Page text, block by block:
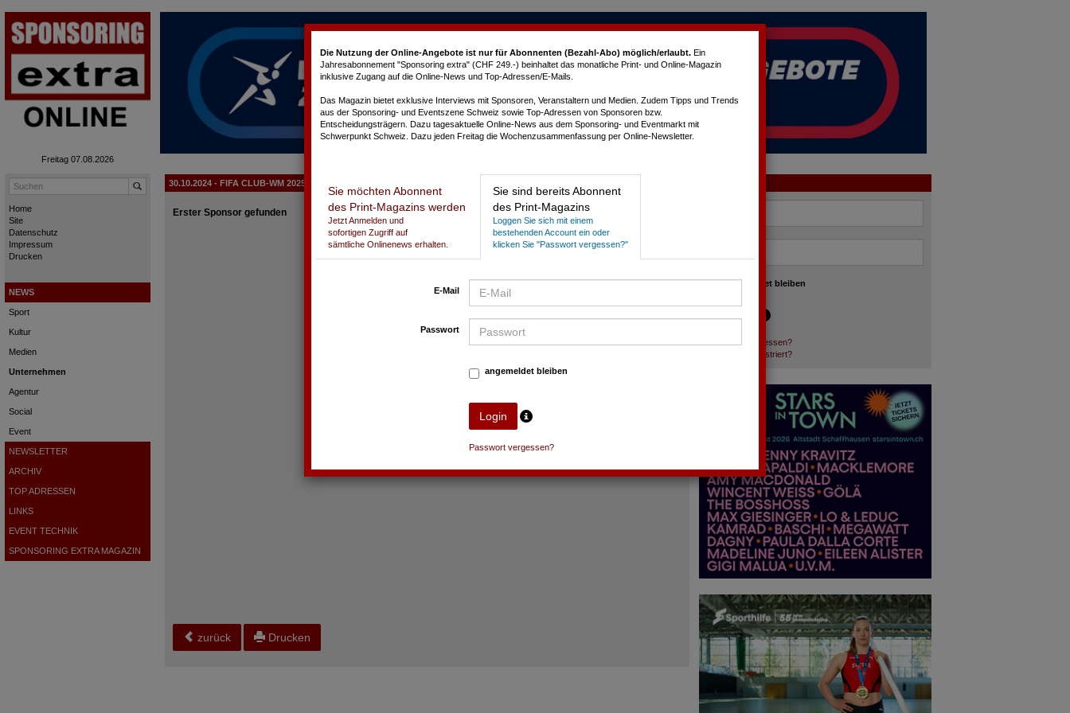
Die Nutzung der Online-Angebote ist nur für Abonnenten (Bezahl-Abo) möglich/erlaubt. Ein
Jahresabonnement "Sponsoring extra" (CHF 249.-) beinhaltet das monatliche Print- und Online-Magazin
inklusive Zugang auf die Online-News und Top-Adressen/E-Mails.
Das Magazin bietet exklusive Interviews mit Sponsoren, Veranstaltern und Medien. Zudem Tipps und Trends
aus der Sponsoring- und Eventszene Schweiz sowie Top-Adressen von Sponsoren bzw.
Entscheidungsträgern. Dazu tagesaktuelle Online-News aus dem Sponsoring- und Eventmarkt mit
Schwerpunkt Schweiz. Dazu jeden Freitag die Wochenzusammenfassung per Online-Newsletter.
Sie möchten Abonnent
des Print-Magazins werden
Jetzt Anmelden und
sofortigen Zugriff auf
sämtliche Onlinenews erhalten.
Sie sind bereits Abonnent
des Print-Magazins
Loggen Sie sich mit einem
bestehenden Account ein oder
klicken Sie "Passwort vergessen?"
E-Mail
Passwort
angemeldet bleiben
Passwort vergessen?
Freitag 07.08.2026
Home
Site
Datenschutz
Impressum
Drucken
NEWS
Sport
Kultur
Medien
Unternehmen
Agentur
Social
Event
NEWSLETTER
ARCHIV
TOP ADRESSEN
LINKS
EVENT TECHNIK
SPONSORING EXTRA MAGAZIN
angemeldet bleiben
Passwort vergessen?
Noch nicht registriert?
30.10.2024 - FIFA CLUB-WM 2025
Erster Sponsor gefunden
zurück Drucken